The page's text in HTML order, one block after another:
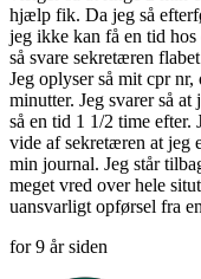
hjælp fik. Da jeg så
jeg ikke kan få en tid
så svare sekretæren
Jeg oplyser så mit cpr
minutter. Jeg svarer så
så en tid 1 1/2 time efter.
vide af sekretæren at jeg
min journal. Jeg står
meget vred over hele
uansvarligt opførsel fra
for 9 år siden